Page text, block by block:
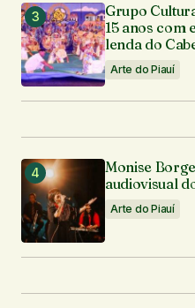
Grupo
15 anos com
lenda do
Arte do Piauí
Monise
audiovisual
Arte do Piauí